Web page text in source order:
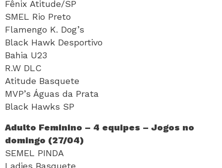
Fênix Atitude/SP
SMEL Rio Preto
Flamengo K. Dog’s
Black Hawk Desportivo
Bahia U23
R.W DLC
Atitude Basquete
MVP’s Águas da Prata
Black Hawks SP
Adulto Feminino – 4 equipes – Jogos no
domingo (27/04)
SEMEL PINDA
Ladies Basquete